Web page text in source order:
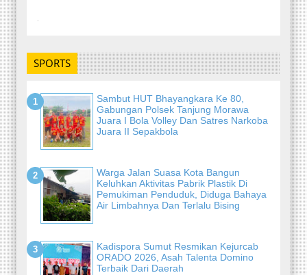
-
SPORTS
Sambut HUT Bhayangkara Ke 80,
Gabungan Polsek Tanjung Morawa
Juara I Bola Volley Dan Satres Narkoba
Juara II Sepakbola
Warga Jalan Suasa Kota Bangun
Keluhkan Aktivitas Pabrik Plastik Di
Pemukiman Penduduk, Diduga Bahaya
Air Limbahnya Dan Terlalu Bising
Kadispora Sumut Resmikan Kejurcab
ORADO 2026, Asah Talenta Domino
Terbaik Dari Daerah